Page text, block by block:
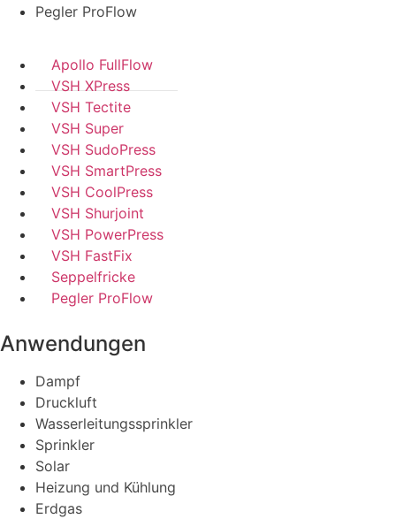
Pegler ProFlow
Apollo FullFlow
VSH XPress
VSH Tectite
VSH Super
VSH SudoPress
VSH SmartPress
VSH CoolPress
VSH Shurjoint
VSH PowerPress
VSH FastFix
Seppelfricke
Pegler ProFlow
Anwendungen
Dampf
Druckluft
Wasserleitungssprinkler
Sprinkler
Solar
Heizung und Kühlung
Erdgas